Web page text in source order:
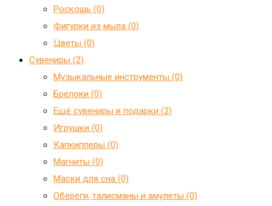
Роскошь (0)
Фигурки из мыла (0)
Цветы (0)
Сувениры (2)
Mузыкальные инструменты (0)
Брелоки (0)
Ещё сувениры и подарки (2)
Игрушки (0)
Капкипперы (0)
Магниты (0)
Маски для сна (0)
Обереги, талисманы и амулеты (0)